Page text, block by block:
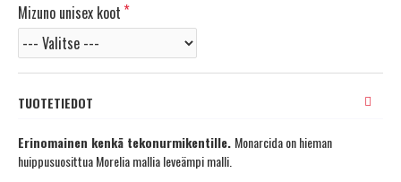
Mizuno unisex koot
TUOTETIEDOT
Erinomainen kenkä tekonurmikentille. Monarcida on hieman
huippusuosittua Morelia mallia leveämpi malli.